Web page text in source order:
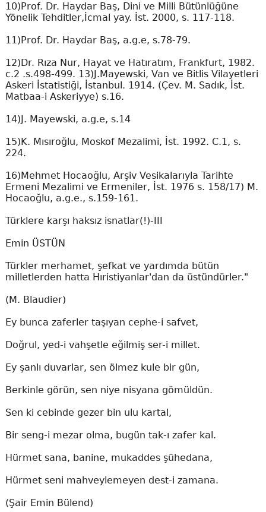
10)Prof. Dr. Haydar Baş, Dini ve Milli Bütünlüğüne
Yönelik Tehditler,İcmal yay. İst. 2000, s. 117-118.
11)Prof. Dr. Haydar Baş, a.g.e, s.78-79.
12)Dr. Rıza Nur, Hayat ve Hatıratım, Frankfurt, 1982.
c.2 .s.498-499. 13)J.Mayewski, Van ve Bitlis Vilayetleri
Askeri İstatistiği, İstanbul. 1914. (Çev. M. Sadık, İst.
Matbaa-i Askeriyye) s.16.
14)J. Mayewski, a.g.e, s.14
15)K. Mısıroğlu, Moskof Mezalimi, İst. 1992. C.1, s.
224.
16)Mehmet Hocaoğlu, Arşiv Vesikalarıyla Tarihte
Ermeni Mezalimi ve Ermeniler, İst. 1976 s. 158/17) M.
Hocaoğlu, a.g.e., s.159-161.
Türklere karşı haksız isnatlar(!)-III
Emin ÜSTÜN
Türkler merhamet, şefkat ve yardımda bütün
milletlerden hatta Hıristiyanlar'dan da üstündürler."
(M. Blaudier)
Ey bunca zaferler taşıyan cephe-i safvet,
Doğrul, yed-i vahşetle eğilmiş ser-i millet.
Ey şanlı duvarlar, sen ölmez kule bir gün,
Berkinle görün, sen niye nisyana gömüldün.
Sen ki cebinde gezer bin ulu kartal,
Bir seng-i mezar olma, bugün tak-ı zafer kal.
Hürmet sana, banine, mukaddes şühedana,
Hürmet seni mahveylemeyen dest-i zamana.
(Şair Emin Bülend)